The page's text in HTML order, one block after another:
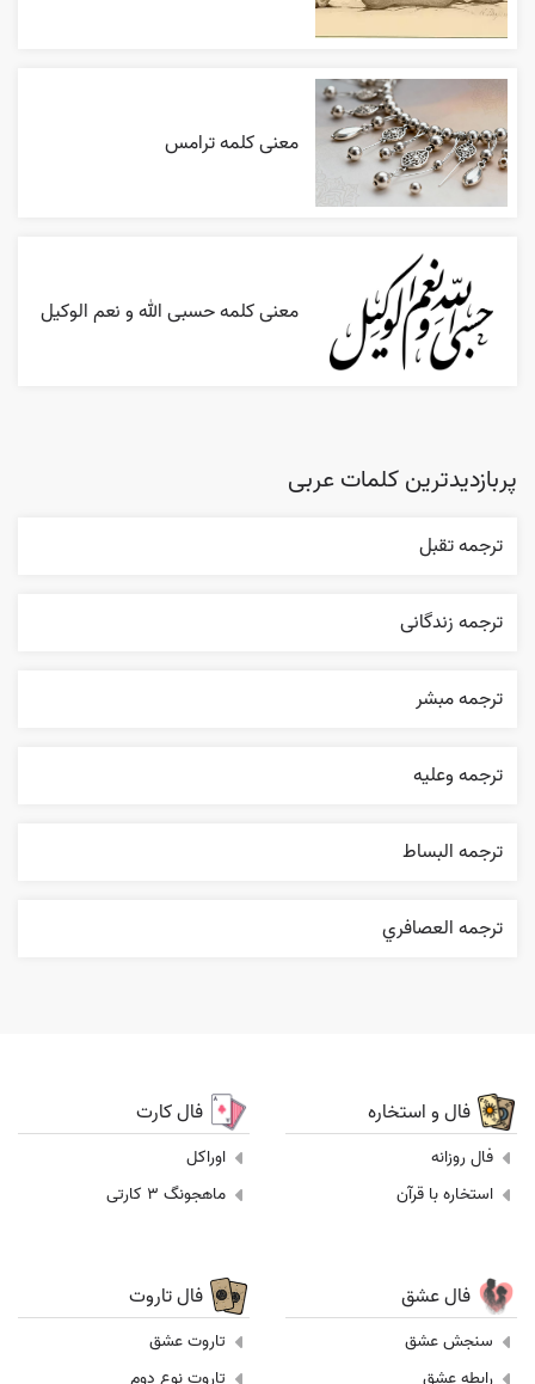
معنی کلمه ترامس
معنی کلمه حسبی الله و نعم الوکیل
پربازدیدترین کلمات عربی
ترجمه تقبل
ترجمه زندگانی
ترجمه مبشر
ترجمه وعليه
ترجمه البساط
ترجمه العصافري
فال و استخاره
فال روزانه
استخاره با قرآن
فال کارت
اوراکل
ماهجونگ 3 کارتی
فال عشق
سنجش عشق
فال تاروت
تاروت عشق